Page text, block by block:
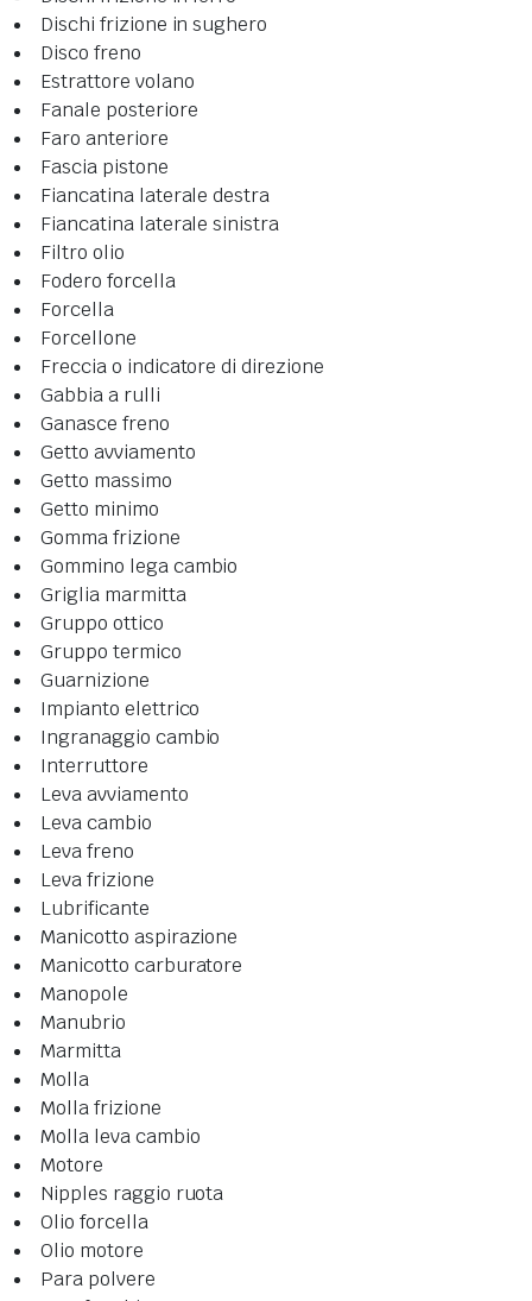
Dischi frizione in sughero
Disco freno
Estrattore volano
Fanale posteriore
Faro anteriore
Fascia pistone
Fiancatina laterale destra
Fiancatina laterale sinistra
Filtro olio
Fodero forcella
Forcella
Forcellone
Freccia o indicatore di direzione
Gabbia a rulli
Ganasce freno
Getto avviamento
Getto massimo
Getto minimo
Gomma frizione
Gommino lega cambio
Griglia marmitta
Gruppo ottico
Gruppo termico
Guarnizione
Impianto elettrico
Ingranaggio cambio
Interruttore
Leva avviamento
Leva cambio
Leva freno
Leva frizione
Lubrificante
Manicotto aspirazione
Manicotto carburatore
Manopole
Manubrio
Marmitta
Molla
Molla frizione
Molla leva cambio
Motore
Nipples raggio ruota
Olio forcella
Olio motore
Para polvere